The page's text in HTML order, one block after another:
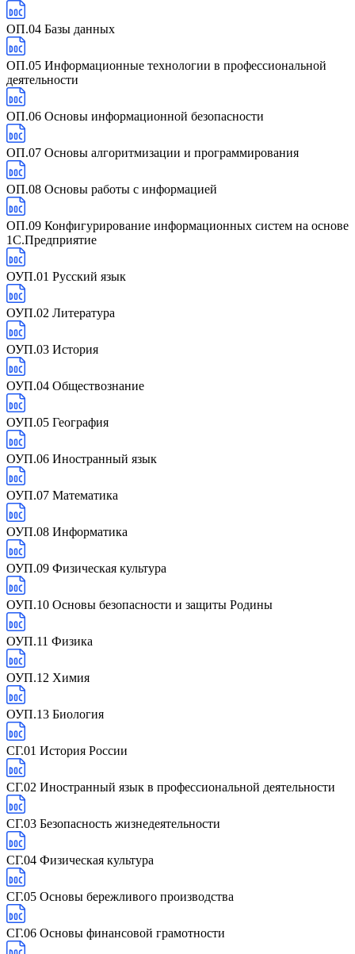
ОП.04 Базы данных
ОП.05 Информационные технологии в профессиональной
деятельности
ОП.06 Основы информационной безопасности
ОП.07 Основы алгоритмизации и программирования
ОП.08 Основы работы с информацией
ОП.09 Конфигурирование информационных систем на основе
1С.Предприятие
ОУП.01 Русский язык
ОУП.02 Литература
ОУП.03 История
ОУП.04 Обществознание
ОУП.05 География
ОУП.06 Иностранный язык
ОУП.07 Математика
ОУП.08 Информатика
ОУП.09 Физическая культура
ОУП.10 Основы безопасности и защиты Родины
ОУП.11 Физика
ОУП.12 Химия
ОУП.13 Биология
СГ.01 История России
СГ.02 Иностранный язык в профессиональной деятельности
СГ.03 Безопасность жизнедеятельности
СГ.04 Физическая культура
СГ.05 Основы бережливого производства
СГ.06 Основы финансовой грамотности